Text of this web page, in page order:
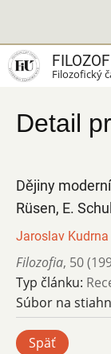
hlavný
obsah
Filozofický
Detail
Dějiny
Rüsen, E.
Jaroslav Kudrna
Filozofia, 50
Typ článku:
Súbor na
Späť